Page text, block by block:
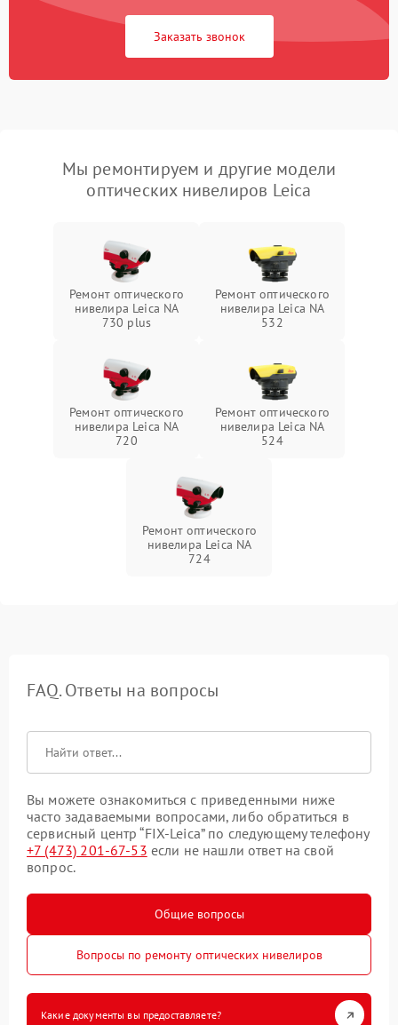
Заказать звонок
Мы ремонтируем и другие модели
оптических нивелиров Leica
Ремонт оптического
нивелира Leica NA
730 plus
Ремонт оптического
нивелира Leica NA
532
Ремонт оптического
нивелира Leica NA
720
Ремонт оптического
нивелира Leica NA
524
Ремонт оптического
нивелира Leica NA
724
FAQ. Ответы на вопросы
Вы можете ознакомиться с приведенными ниже
часто задаваемыми вопросами, либо обратиться в
сервисный центр “FIX-Leica” по следующему телефону
+7 (473) 201-67-53 если не нашли ответ на свой
вопрос.
Общие вопросы
Вопросы по ремонту оптических нивелиров
Какие документы вы предоставляете?